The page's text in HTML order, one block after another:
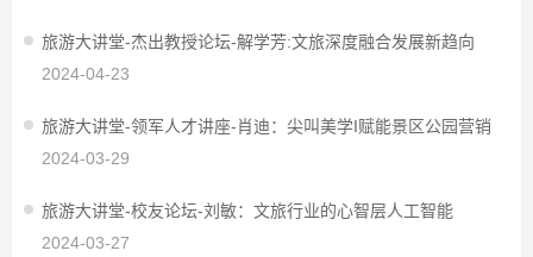
2024-04-23
旅游大讲堂-杰出教授论坛-解学芳:文旅深度融合发展新趋向
2024-03-29
旅游大讲堂-领军人才讲座-肖迪：尖叫美学I赋能景区公园营销
2024-03-27
旅游大讲堂-校友论坛-刘敏：文旅行业的心智层人工智能